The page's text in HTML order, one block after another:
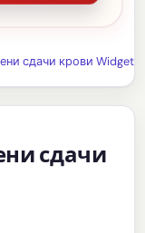
сдачи крови Widget
сдачи